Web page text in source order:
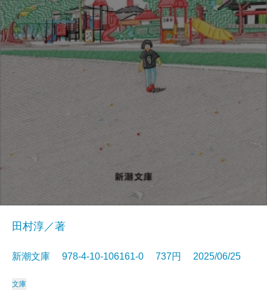
田村淳／著
新潮文庫 978-4-10-106161-0 737円 2025/06/25
文庫